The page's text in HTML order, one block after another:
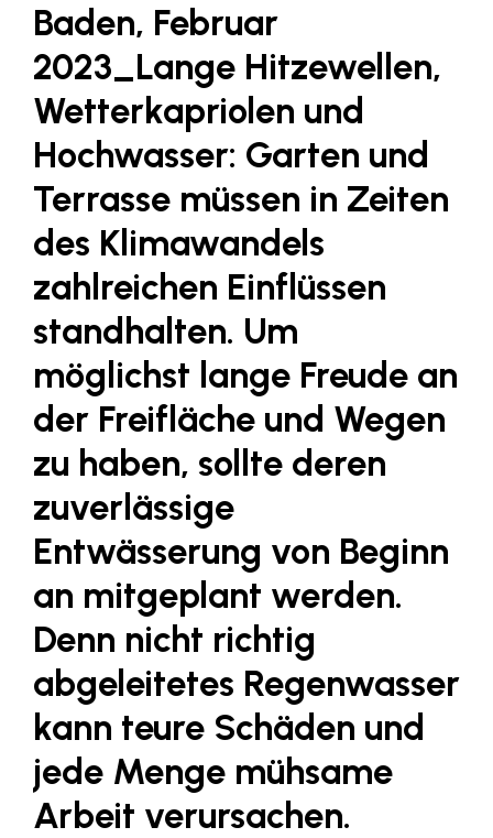
Gardena
Gas Connect Austria
GBV - Verband gemeinnütziger
Bauvereinigungen
Getzner Werkstoffe
Heimat Österreich
ikp
Johnson & Johnson
JELD-WEN DANA
kosaplaner
LAT Nitrogen
Libro
Lidl Österreich
Die Menü-Manufaktur
MTH Retail Group
OMV
OptimaMed
PAGRO
PHH Rechtsanwält:innen
Primark
Salesforce
Baden, Februar
2023_Lange Hitzewellen,
Wetterkapriolen und
Hochwasser: Garten und
Terrasse müssen in Zeiten
des Klimawandels
zahlreichen Einflüssen
standhalten. Um
möglichst lange Freude an
der Freifläche und Wegen
zu haben, sollte deren
zuverlässige
Entwässerung von Beginn
an mitgeplant werden.
Denn nicht richtig
abgeleitetes Regenwasser
kann teure Schäden und
jede Menge mühsame
Arbeit verursachen.